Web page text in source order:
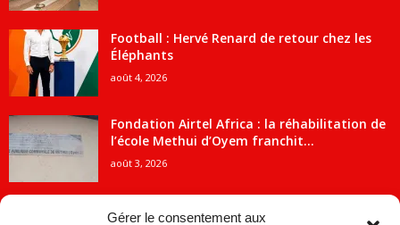
Gérer le consentement aux
Football : Hervé Renard de retour chez les
Éléphants
août 4, 2026
Fondation Airtel Africa : la réhabilitation de
l’école Methui d’Oyem franchit...
août 3, 2026